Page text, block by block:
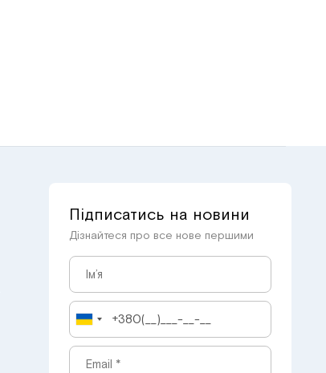
Підписатись на новини
Дізнайтеся про все нове першими